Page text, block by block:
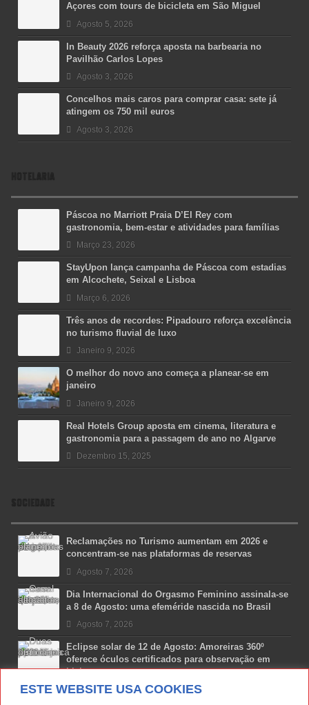
ESTE WEBSITE USA COOKIES
Açores com tours de bicicleta em São Miguel
Agosto 5, 2026
In Beauty 2026 reforça aposta na barbearia no
Pavilhão Carlos Lopes
Agosto 3, 2026
Concelhos mais caros para comprar casa: sete já
atingem os 750 mil euros
Agosto 3, 2026
HOTELARIA
Páscoa no Marriott Praia D’El Rey com
gastronomia, bem-estar e atividades para famílias
Março 23, 2026
StayUpon lança campanha de Páscoa com estadias
em Alcochete, Seixal e Lisboa
Março 6, 2026
Três anos de recordes: Pipadouro reforça excelência
no turismo fluvial de luxo
Janeiro 9, 2026
O melhor do novo ano começa a planear-se em
janeiro
Janeiro 9, 2026
Real Hotels Group aposta em cinema, literatura e
gastronomia para a passagem de ano no Algarve
Dezembro 15, 2025
SOCIEDADE
Reclamações no Turismo aumentam em 2026 e
concentram-se nas plataformas de reservas
Agosto 7, 2026
Dia Internacional do Orgasmo Feminino assinala-se
a 8 de Agosto: uma efeméride nascida no Brasil
Agosto 7, 2026
Eclipse solar de 12 de Agosto: Amoreiras 360º
oferece óculos certificados para observação em
Lisboa
Agosto 7, 2026